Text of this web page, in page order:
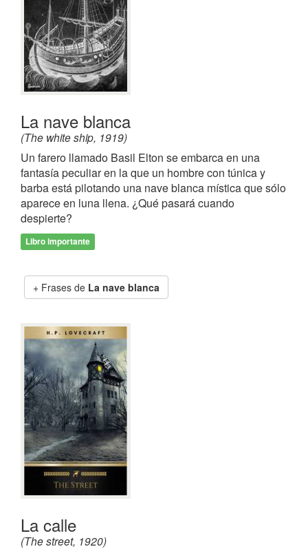
La nave blanca
(The white ship, 1919)
Un farero llamado Basil Elton se embarca en una
fantasía peculiar en la que un hombre con túnica y
barba está pilotando una nave blanca mística que sólo
aparece en luna llena. ¿Qué pasará cuando
despierte?
Libro importante
Frases de La nave blanca
La calle
(The street, 1920)